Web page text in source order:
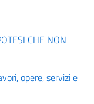
CHE NON
opere, servizi e